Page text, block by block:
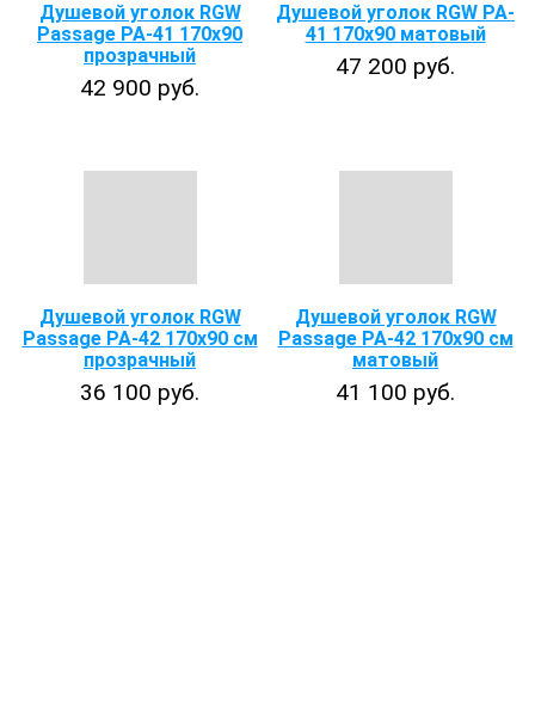
Душевой уголок RGW
Passage PA-41 170х90
прозрачный
42 900 руб.
Душевой уголок RGW PA-
41 170x90 матовый
47 200 руб.
Душевой уголок RGW
Passage PA-42 170x90 см
прозрачный
36 100 руб.
Душевой уголок RGW
Passage PA-42 170x90 см
матовый
41 100 руб.